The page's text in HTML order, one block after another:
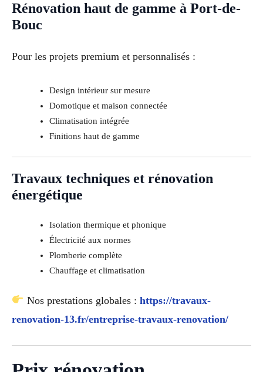
Rénovation haut de gamme à Port-de-
Bouc
Pour les projets premium et personnalisés :
Design intérieur sur mesure
Domotique et maison connectée
Climatisation intégrée
Finitions haut de gamme
Travaux techniques et rénovation
énergétique
Isolation thermique et phonique
Électricité aux normes
Plomberie complète
Chauffage et climatisation
Nos prestations globales : https://travaux-
renovation-13.fr/entreprise-travaux-renovation/